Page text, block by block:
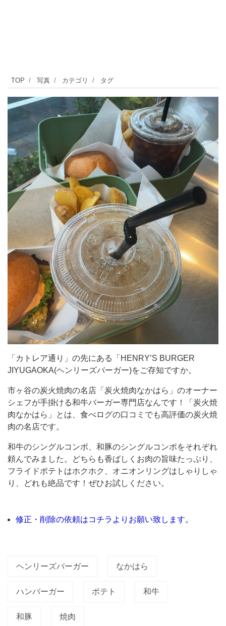
「カ
ト
レ
ア
通
り」
の
先
に
あ
る
「HENRY’S
BURGER
JIYUGAOKA(ヘ
ン
リ
ー
ズ
バ
ー
ガ
ー)
を
ご
存
知
で
す
市
の
火
焼
TOP 写真 カテゴリ タグ
「カトレア通り」の先にある「HENRY’S BURGER
JIYUGAOKA(ヘンリーズバーガー)をご存知ですか。
市ヶ谷の炭火焼肉の名店「炭火焼肉なかはら」のオーナー
シェフが手掛ける和牛バーガー専門店なんです！「炭火焼
肉なかはら」とは、食べログの口コミでも高評価の炭火焼
肉の名店です。
和牛のシングルコンボ、和豚のシングルコンポをそれぞれ
頼んでみました。どちらも香ばしくお肉の旨味たっぷり、
フライドポテトはホクホク、オニオンリングはしゃりしゃ
り、どれも絶品です！ぜひお試しください。
修正・削除の依頼はコチラよりお願い致します。
ヘンリーズバーガー なかはら
ハンバーガー ポテト 和牛
和豚 焼肉